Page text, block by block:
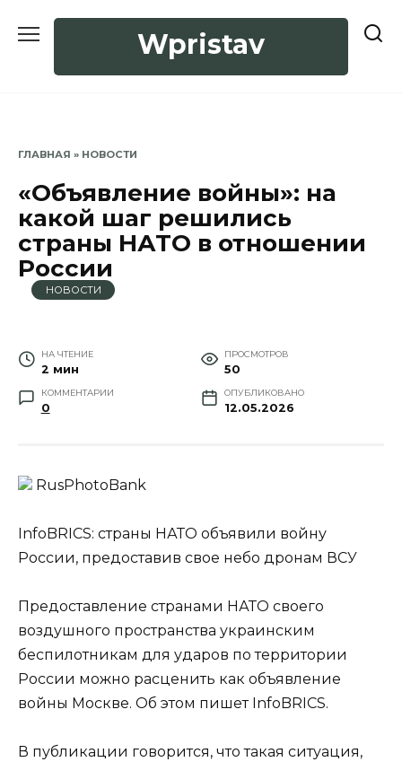
Wpristav
ГЛАВНАЯ » НОВОСТИ
«Объявление войны»: на
какой шаг решились
страны НАТО в отношении
России
НОВОСТИ
НА ЧТЕНИЕ
2 мин
ПРОСМОТРОВ
50
КОММЕНТАРИИ
0
ОПУБЛИКОВАНО
12.05.2026
RusPhotoBank
InfoBRICS: страны НАТО объявили войну
России, предоставив свое небо дронам ВСУ
Предоставление странами НАТО своего
воздушного пространства украинским
беспилотникам для ударов по территории
России можно расценить как объявление
войны Москве. Об этом пишет InfoBRICS.
В публикации говорится, что такая ситуация,